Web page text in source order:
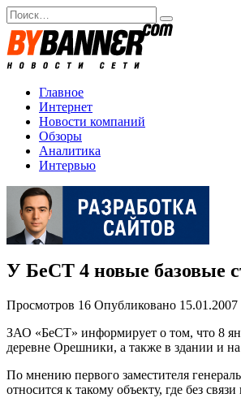
Перейти
к
содержанию
Search
for:
Главное
Интернет
Новости компаний
Обзоры
Аналитика
Интервью
У БеСТ 4 новые базовые
Просмотров 16 Опубликовано 15.01.2007
ЗАО «БеСТ» информирует о том, что 8
деревне Орешники, а также в здании и
По мнению первого заместителя
относится к такому объекту, где без